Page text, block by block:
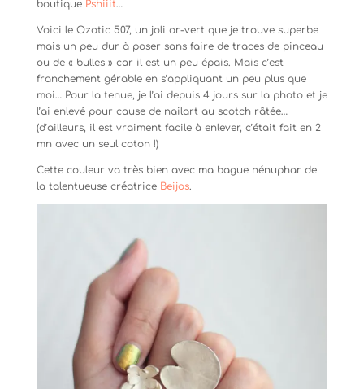
boutique Pshiiit…
Voici le Ozotic 507, un joli or-vert que je trouve superbe
mais un peu dur à poser sans faire de traces de pinceau
ou de « bulles » car il est un peu épais. Mais c’est
franchement gérable en s’appliquant un peu plus que
moi… Pour la tenue, je l’ai depuis 4 jours sur la photo et je
l’ai enlevé pour cause de nailart au scotch râtée…
(d’ailleurs, il est vraiment facile à enlever, c’était fait en 2
mn avec un seul coton !)
Cette couleur va très bien avec ma bague nénuphar de
la talentueuse créatrice Beijos.